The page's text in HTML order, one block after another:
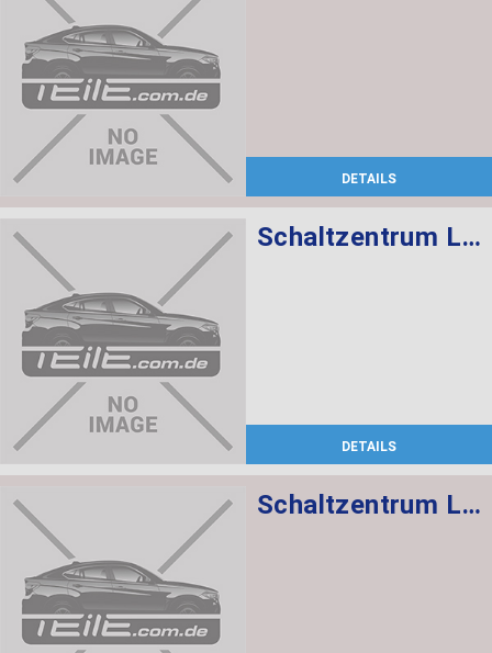
DETAILS
Schaltzentrum Lenksäule
DETAILS
Schaltzentrum Lenksäule